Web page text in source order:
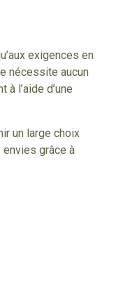
exigences en
nécessite aucun
l’aide d’une
un large choix
grâce à